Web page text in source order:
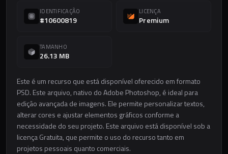
IDENTIFICAÇÃO
#10600819
LICENÇA
Premium
TAMANHO
26.13 MB
Este é um recurso que está disponível oferecido em formato
PSD. Este arquivo, nativo do Adobe Photoshop, é ideal para
edição avançada de imagens. Ele permite personalizar textos,
alterar cores e ajustar elementos gráficos conforme a
necessidade do seu projeto. Este arquivo está disponível sob a
licença Gratuita, que permite o uso do recurso tanto em
projetos pessoais quanto comerciais.